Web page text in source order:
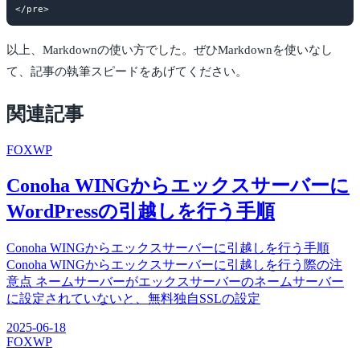
以上、Markdownの使い方でした。ぜひMarkdownを使いなし
て、記事の執筆スピードをあげてください。
関連記事
FOXWP
Conoha WINGからエックスサーバーに
WordPressの引越しを行う手順
Conoha WINGからエックスサーバーに引越しを行う手順
Conoha WINGからエックスサーバーに引越しを行う際の注
意点 ネームサーバーがエックスサーバーのネームサーバー
に設定されていないと、無料独自SSLの設定
2025-06-18
FOXWP